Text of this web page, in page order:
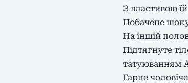
З властивою
Побачене
На іншій
Підтягнуте
татуюванням
Гарне